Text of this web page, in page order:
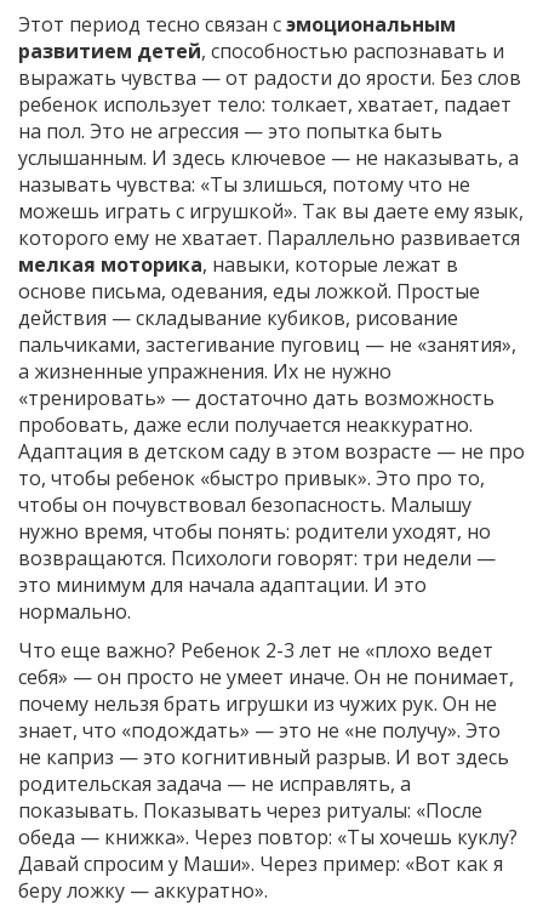
Этот период тесно связан сэмоциональным
развитием детей, способностью распознавать и
выражать чувства — от радости до ярости. Без слов
ребенок использует тело: толкает, хватает, падает
на пол. Это не агрессия — это попытка быть
услышанным. И здесь ключевое — не наказывать, а
называть чувства: «Ты злишься, потому что не
можешь играть с игрушкой». Так вы даете ему язык,
которого ему не хватает. Параллельно развивается
мелкая моторика, навыки, которые лежат в
основе письма, одевания, еды ложкой. Простые
действия — складывание кубиков, рисование
пальчиками, застегивание пуговиц — не «занятия»,
а жизненные упражнения. Их не нужно
«тренировать» — достаточно дать возможность
пробовать, даже если получается неаккуратно.
Адаптация в детском саду в этом возрасте — не про
то, чтобы ребенок «быстро привык». Это про то,
чтобы он почувствовал безопасность. Малышу
нужно время, чтобы понять: родители уходят, но
возвращаются. Психологи говорят: три недели —
это минимум для начала адаптации. И это
нормально.
Что еще важно? Ребенок 2-3 лет не «плохо ведет
себя» — он просто не умеет иначе. Он не понимает,
почему нельзя брать игрушки из чужих рук. Он не
знает, что «подождать» — это не «не получу». Это
не каприз — это когнитивный разрыв. И вот здесь
родительская задача — не исправлять, а
показывать. Показывать через ритуалы: «После
обеда — книжка». Через повтор: «Ты хочешь куклу?
Давай спросим у Маши». Через пример: «Вот как я
беру ложку — аккуратно».